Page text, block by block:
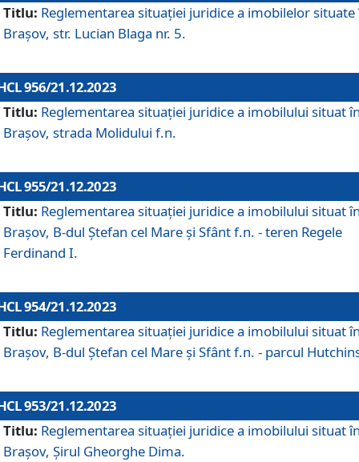
Titlu: Reglementarea situației juridice a imobilelor situate
Brașov, str. Lucian Blaga nr. 5.
956/21.12.2023
Titlu: Reglementarea situației juridice a imobilului situat
Brașov, strada Molidului f.n.
955/21.12.2023
Titlu: Reglementarea situației juridice a imobilului situat
Brașov, B-dul Ștefan cel Mare și Sfânt f.n. - teren Regele
Ferdinand I.
954/21.12.2023
Titlu: Reglementarea situației juridice a imobilului situat
Brașov, B-dul Ștefan cel Mare și Sfânt f.n. - parcul
953/21.12.2023
Titlu: Reglementarea situației juridice a imobilului situat
Brașov, Șirul Gheorghe Dima.